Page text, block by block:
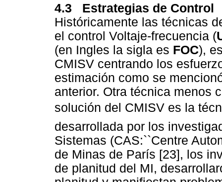
4.3 Estrategias de Control
Históricamente las técnicas
el control Voltaje-frecuencia (
(en Ingles la sigla es FOC),
CMISV centrando los
estimación como se
anterior. Otra técnica menos
solución del CMISV es la
desarrollada por los
Sistemas (CAS:``Centre
de Minas de París [23], los
de planitud del MI,